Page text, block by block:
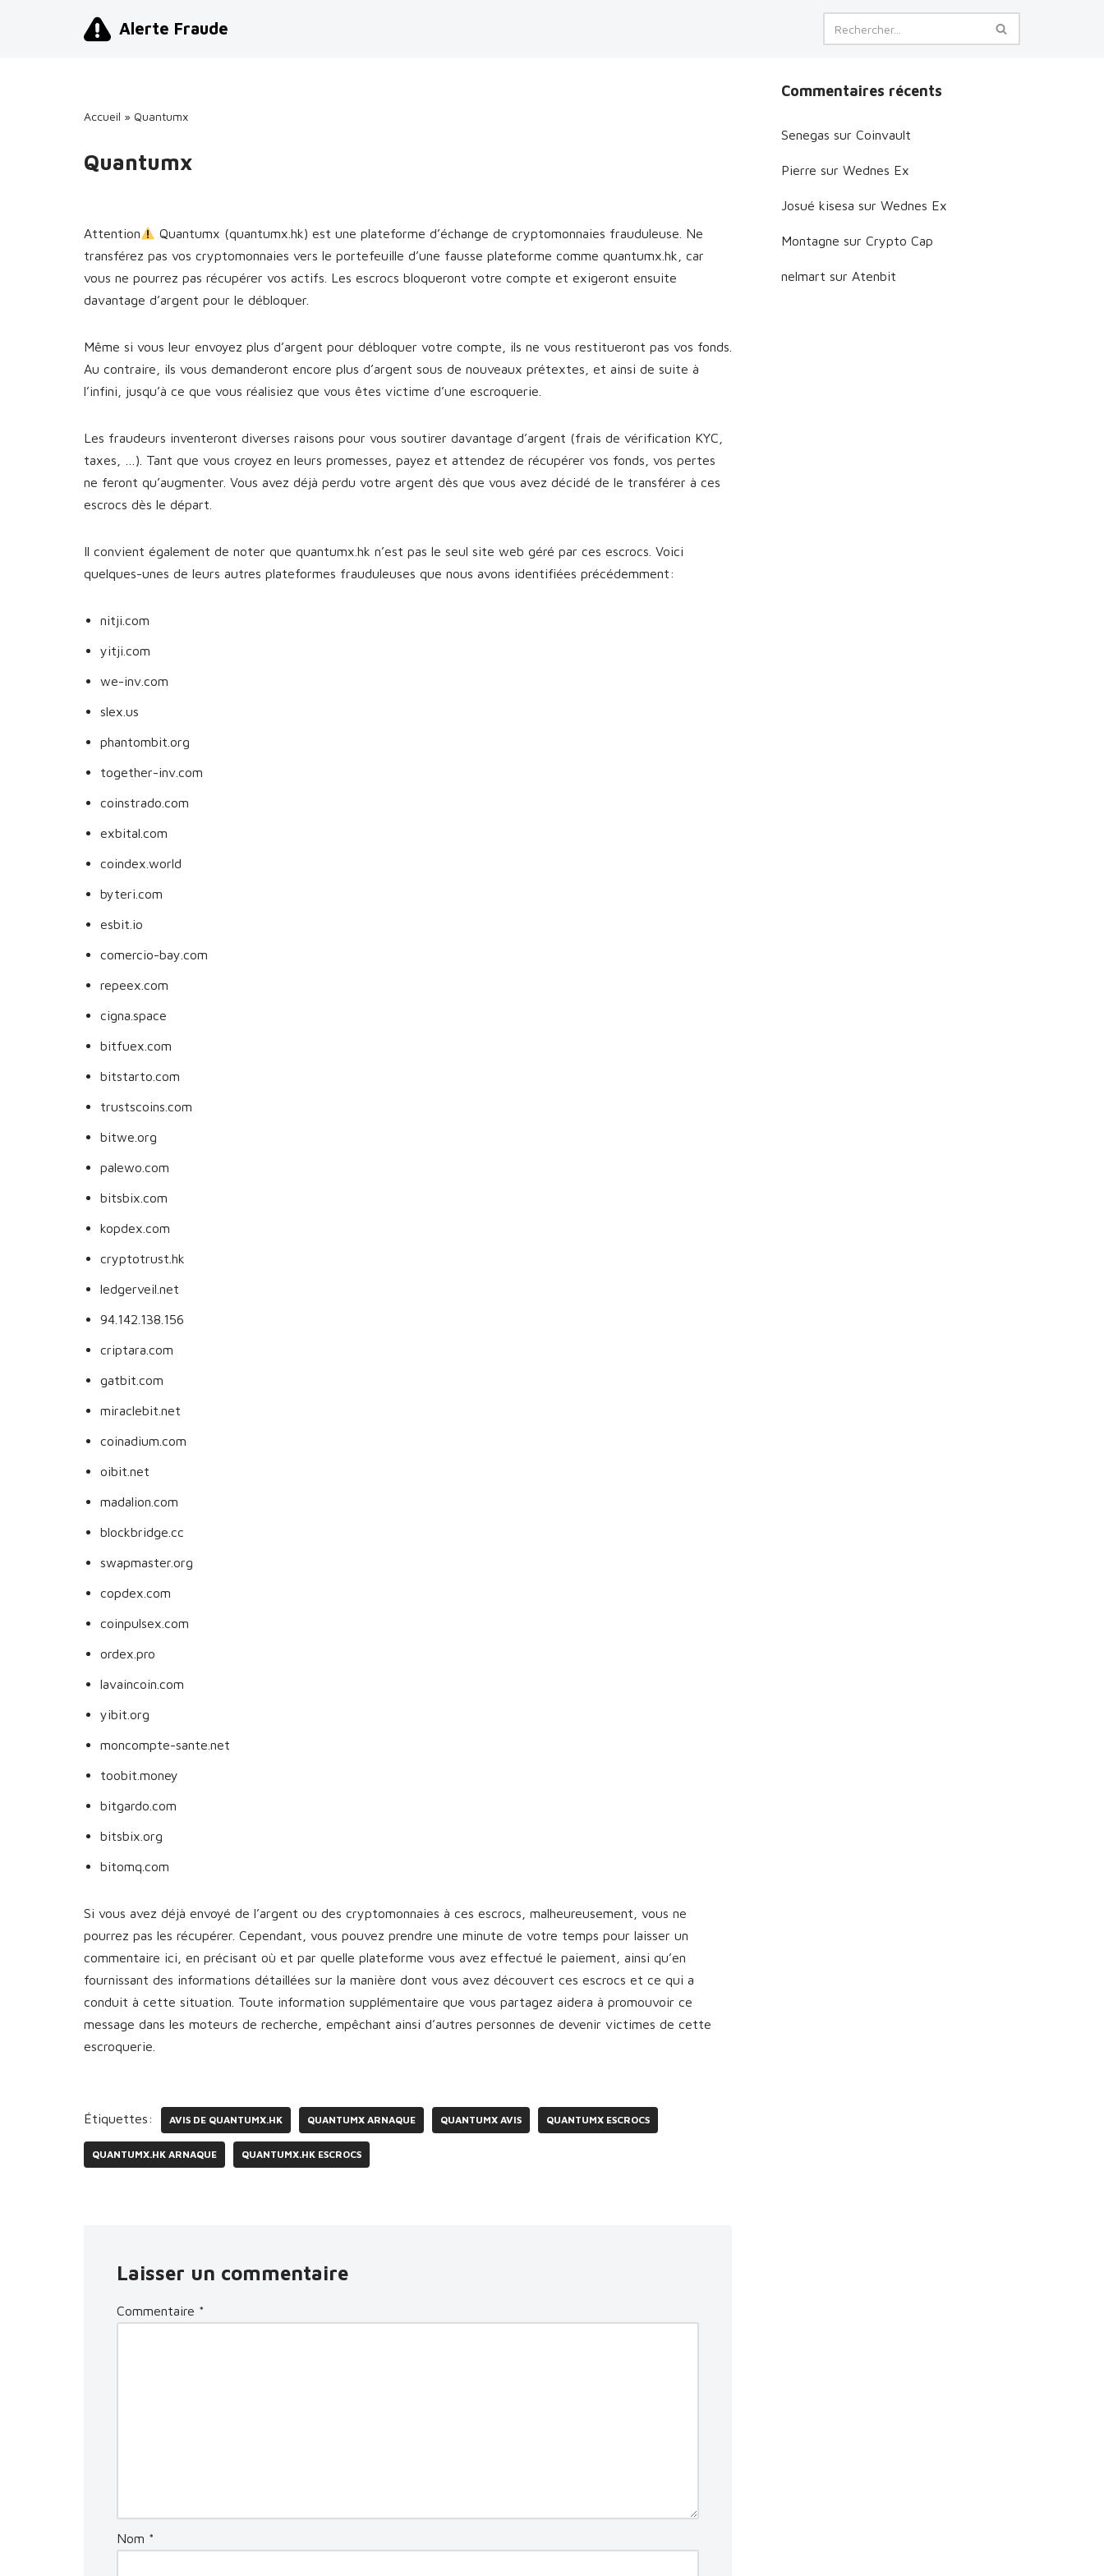
Alerte Fraude
Accueil » Quantumx
Quantumx
Attention
Quantumx (quantumx.hk) est une plateforme d’échange de cryptomonnaies frauduleuse. Ne
transférez pas vos cryptomonnaies vers le portefeuille d’une fausse plateforme comme quantumx.hk, car
vous ne pourrez pas récupérer vos actifs. Les escrocs bloqueront votre compte et exigeront ensuite
davantage d’argent pour le débloquer.
Même si vous leur envoyez plus d’argent pour débloquer votre compte, ils ne vous restitueront pas vos fonds.
Au contraire, ils vous demanderont encore plus d’argent sous de nouveaux prétextes, et ainsi de suite à
l’infini, jusqu’à ce que vous réalisiez que vous êtes victime d’une escroquerie.
Les fraudeurs inventeront diverses raisons pour vous soutirer davantage d’argent (frais de vérification KYC,
taxes, …). Tant que vous croyez en leurs promesses, payez et attendez de récupérer vos fonds, vos pertes
ne feront qu’augmenter. Vous avez déjà perdu votre argent dès que vous avez décidé de le transférer à ces
escrocs dès le départ.
Il convient également de noter que quantumx.hk n’est pas le seul site web géré par ces escrocs. Voici
quelques-unes de leurs autres plateformes frauduleuses que nous avons identifiées précédemment:
nitji.com
yitji.com
we-inv.com
slex.us
phantombit.org
together-inv.com
coinstrado.com
exbital.com
coindex.world
byteri.com
esbit.io
comercio-bay.com
repeex.com
cigna.space
bitfuex.com
bitstarto.com
trustscoins.com
bitwe.org
palewo.com
bitsbix.com
kopdex.com
cryptotrust.hk
ledgerveil.net
94.142.138.156
criptara.com
gatbit.com
miraclebit.net
coinadium.com
oibit.net
madalion.com
blockbridge.cc
swapmaster.org
copdex.com
coinpulsex.com
ordex.pro
lavaincoin.com
yibit.org
moncompte-sante.net
toobit.money
bitgardo.com
bitsbix.org
bitomq.com
Si vous avez déjà envoyé de l’argent ou des cryptomonnaies à ces escrocs, malheureusement, vous ne
pourrez pas les récupérer. Cependant, vous pouvez prendre une minute de votre temps pour laisser un
commentaire ici, en précisant où et par quelle plateforme vous avez effectué le paiement, ainsi qu’en
fournissant des informations détaillées sur la manière dont vous avez découvert ces escrocs et ce qui a
conduit à cette situation. Toute information supplémentaire que vous partagez aidera à promouvoir ce
message dans les moteurs de recherche, empêchant ainsi d’autres personnes de devenir victimes de cette
escroquerie.
Étiquettes: AVIS DE QUANTUMX.HK QUANTUMX ARNAQUE QUANTUMX AVIS QUANTUMX ESCROCS
QUANTUMX.HK ARNAQUE QUANTUMX.HK ESCROCS
Laisser un commentaire
Commentaire *
Nom *
Commentaires récents
Senegas sur Coinvault
Pierre sur Wednes Ex
Josué kisesa sur Wednes Ex
Montagne sur Crypto Cap
nelmart sur Atenbit